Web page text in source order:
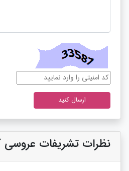
نظرات تشریفات عروسی